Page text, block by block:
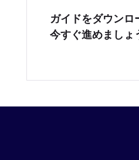
ガイドをダウン
今すぐ進めましょ